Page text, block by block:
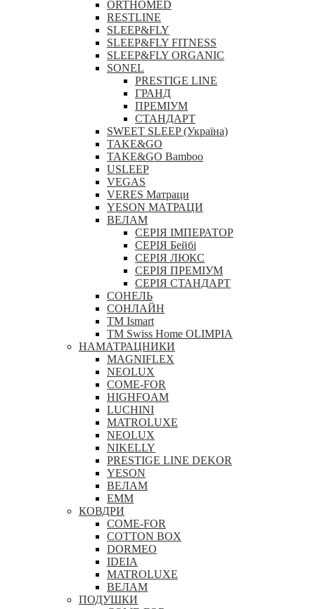
ORTHOMED
RESTLINE
SLEEP&FLY
SLEEP&FLY FITNESS
SLEEP&FLY ORGANIC
SONEL
PRESTIGE LINE
ГРАНД
ПРЕМІУМ
СТАНДАРТ
SWEET SLEEP (Україна)
TAKE&GO
TAKE&GO Bamboo
USLEEP
VEGAS
VERES Матраци
YESON МАТРАЦИ
ВЕЛАМ
СЕРІЯ ІМПЕРАТОР
СЕРІЯ Бейбі
СЕРІЯ ЛЮКС
СЕРІЯ ПРЕМІУМ
СЕРІЯ СТАНДАРТ
СОНЕЛЬ
СОНЛАЙН
ТМ Ismart
ТМ Swiss Home OLIMPIA
НАМАТРАЦНИКИ
MAGNIFLEX
NEOLUX
COME-FOR
HIGHFOAM
LUCHINI
MATROLUXE
NEOLUX
NIKELLY
PRESTIGE LINE DEKOR
YESON
ВЕЛАМ
ЕММ
КОВДРИ
COME-FOR
COTTON BOX
DORMEO
IDEIA
MATROLUXE
ВЕЛАМ
ПОДУШКИ